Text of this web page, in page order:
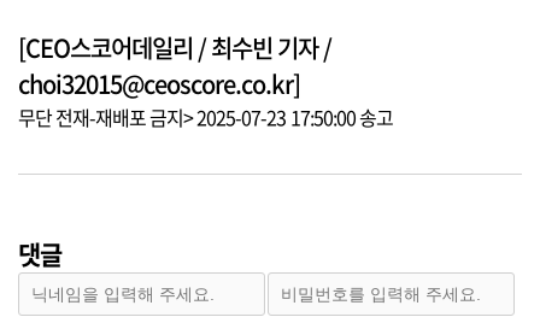
[CEO스코어데일리 / 최수빈 기자 /
choi32015@ceoscore.co.kr]
무단 전재-재배포 금지> 2025-07-23 17:50:00 송고
댓글